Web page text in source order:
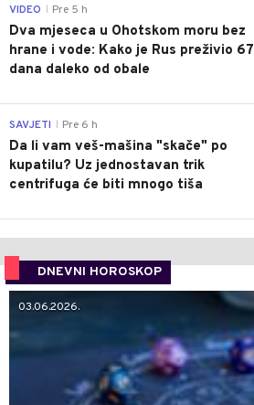
VIDEO Pre 5 h
Dva mjeseca u Ohotskom moru bez
hrane i vode: Kako je Rus preživio 67
dana daleko od obale
SAVJETI Pre 6 h
Da li vam veš-mašina "skače" po
kupatilu? Uz jednostavan trik
centrifuga će biti mnogo tiša
DNEVNI HOROSKOP
03.06.2026.